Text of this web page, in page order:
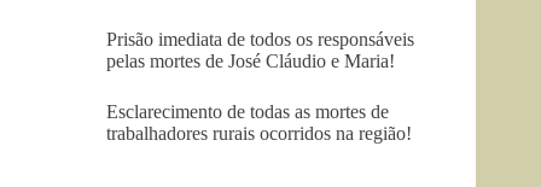
Prisão imediata de todos os responsáveis
pelas mortes de José Cláudio e Maria!
Esclarecimento de todas as mortes de
trabalhadores rurais ocorridos na região!